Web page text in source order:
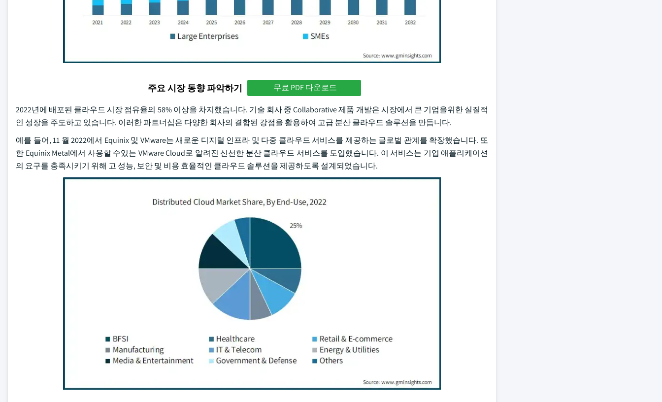
주요 시장 동향 파악하기 무료 PDF 다운로드
2022년에 배포된 클라우드 시장 점유율의 58% 이상을 차지했습니다. 기술 회사 중 Collaborative 제품 개발은 시장에서 큰 기업을위한 실질적
인 성장을 주도하고 있습니다. 이러한 파트너십은 다양한 회사의 결합된 강점을 활용하여 고급 분산 클라우드 솔루션을 만듭니다.
예를 들어, 11 월 2022에서 Equinix 및 VMware는 새로운 디지털 인프라 및 다중 클라우드 서비스를 제공하는 글로벌 관계를 확장했습니다. 또
한 Equinix Metal에서 사용할 수있는 VMware Cloud로 알려진 신선한 분산 클라우드 서비스를 도입했습니다. 이 서비스는 기업 애플리케이션
의 요구를 충족시키기 위해 고 성능, 보안 및 비용 효율적인 클라우드 솔루션을 제공하도록 설계되었습니다.